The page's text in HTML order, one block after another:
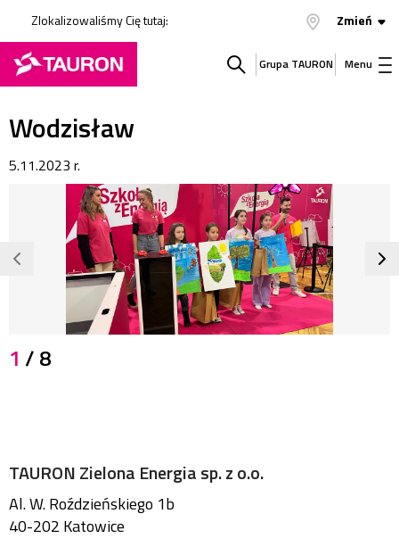
Zlokalizowaliśmy Cię tutaj: Zmień
serwisie
Grupa TAURON Menu
Wodzisław
5.11.2023 r.
327,5
1 / 8
TAURON Zielona Energia sp. z o.o.
Al. W. Roździeńskiego 1b
40-202 Katowice